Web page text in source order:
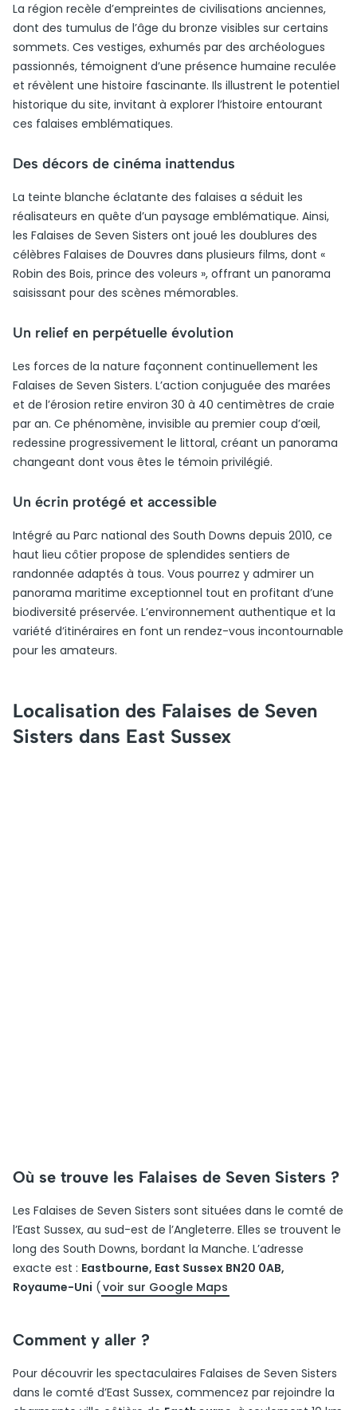
La région recèle d’empreintes de civilisations anciennes,
dont des tumulus de l’âge du bronze visibles sur certains
sommets. Ces vestiges, exhumés par des archéologues
passionnés, témoignent d’une présence humaine reculée
et révèlent une histoire fascinante. Ils illustrent le potentiel
historique du site, invitant à explorer l’histoire entourant
ces falaises emblématiques.
Des décors de cinéma inattendus
La teinte blanche éclatante des falaises a séduit les
réalisateurs en quête d’un paysage emblématique. Ainsi,
les Falaises de Seven Sisters ont joué les doublures des
célèbres Falaises de Douvres dans plusieurs films, dont «
Robin des Bois, prince des voleurs », offrant un panorama
saisissant pour des scènes mémorables.
Un relief en perpétuelle évolution
Les forces de la nature façonnent continuellement les
Falaises de Seven Sisters. L’action conjuguée des marées
et de l’érosion retire environ 30 à 40 centimètres de craie
par an. Ce phénomène, invisible au premier coup d’œil,
redessine progressivement le littoral, créant un panorama
changeant dont vous êtes le témoin privilégié.
Un écrin protégé et accessible
Intégré au Parc national des South Downs depuis 2010, ce
haut lieu côtier propose de splendides sentiers de
randonnée adaptés à tous. Vous pourrez y admirer un
panorama maritime exceptionnel tout en profitant d’une
biodiversité préservée. L’environnement authentique et la
variété d’itinéraires en font un rendez-vous incontournable
pour les amateurs.
Localisation des Falaises de Seven
Sisters dans East Sussex
Où se trouve les Falaises de Seven Sisters ?
Les Falaises de Seven Sisters sont situées dans le comté de
l’East Sussex, au sud-est de l’Angleterre. Elles se trouvent le
long des South Downs, bordant la Manche. L’adresse
exacte est : Eastbourne, East Sussex BN20 0AB,
Royaume-Uni (voir sur Google Maps
Comment y aller ?
Pour découvrir les spectaculaires Falaises de Seven Sisters
dans le comté d’East Sussex, commencez par rejoindre la